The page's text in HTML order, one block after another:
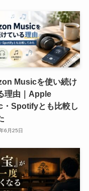
Musicを使い続け
理由｜Apple
・Spotifyとも比較し
6月25日